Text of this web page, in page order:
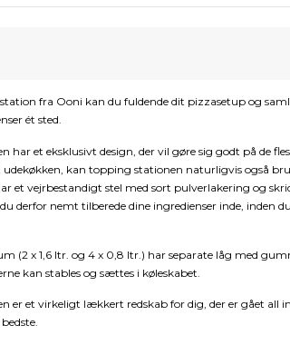
fra Ooni kan du fuldende dit pizzasetup og
ét sted.
har et eksklusivt design, der vil gøre sig godt på de
udekøkken, kan topping stationen naturligvis også
et vejrbestandigt stel med sort pulverlakering og
derfor nemt tilberede dine ingredienser inde, inden
(2 x 1,6 ltr. og 4 x 0,8 ltr.) har separate låg med
kan stables og sættes i køleskabet.
er et virkeligt lækkert redskab for dig, der er gået all